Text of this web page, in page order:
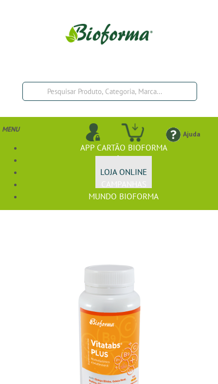
Ajuda
MENU
APP CARTÃO BIOFORMA
LOJA ONLINE
MUNDO BIOFORMA